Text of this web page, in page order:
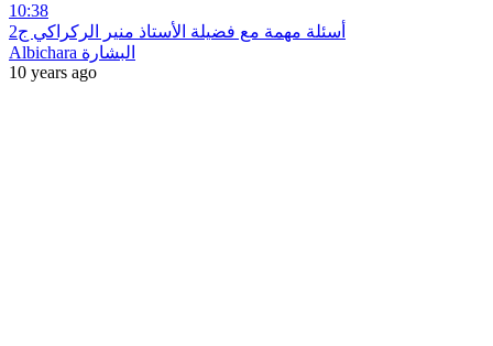
10:38
أسئلة مهمة مع فضيلة الأستاذ منير الركراكي ج2
Albichara البشارة
10 years ago